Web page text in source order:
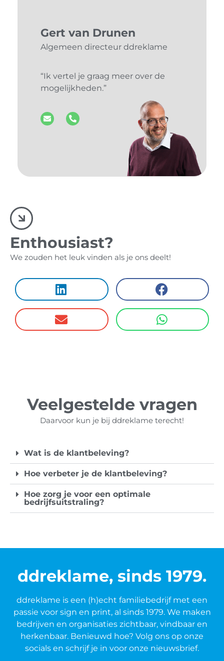
Gert van Drunen
Algemeen directeur ddreklame
“Ik vertel je graag meer over de
mogelijkheden.”
Enthousiast?
We zouden het leuk vinden als je ons deelt!
Veelgestelde vragen
Daarvoor kun je bij ddreklame terecht!
Wat is de klantbeleving?
Hoe verbeter je de klantbeleving?
Hoe zorg je voor een optimale
bedrijfsuitstraling?
ddreklame, sinds 1979.
ddreklame is een (h)echt familiebedrijf met een
passie voor sign en print, al sinds 1979. We maken
bedrijven en organisaties zichtbaar, vindbaar en
herkenbaar. Benieuwd hoe? Volg ons op onze
socials en schrijf je in voor onze nieuwsbrief.